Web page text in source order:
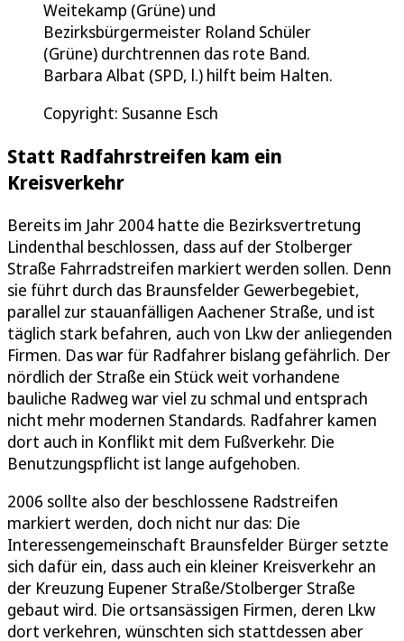
Weitekamp (Grüne) und
Bezirksbürgermeister Roland Schüler
(Grüne) durchtrennen das rote Band.
Barbara Albat (SPD, l.) hilft beim Halten.
Copyright: Susanne Esch
Statt Radfahrstreifen kam ein
Kreisverkehr
Bereits im Jahr 2004 hatte die Bezirksvertretung
Lindenthal beschlossen, dass auf der Stolberger
Straße Fahrradstreifen markiert werden sollen. Denn
sie führt durch das Braunsfelder Gewerbegebiet,
parallel zur stauanfälligen Aachener Straße, und ist
täglich stark befahren, auch von Lkw der anliegenden
Firmen. Das war für Radfahrer bislang gefährlich. Der
nördlich der Straße ein Stück weit vorhandene
bauliche Radweg war viel zu schmal und entsprach
nicht mehr modernen Standards. Radfahrer kamen
dort auch in Konflikt mit dem Fußverkehr. Die
Benutzungspflicht ist lange aufgehoben.
2006 sollte also der beschlossene Radstreifen
markiert werden, doch nicht nur das: Die
Interessengemeinschaft Braunsfelder Bürger setzte
sich dafür ein, dass auch ein kleiner Kreisverkehr an
der Kreuzung Eupener Straße/Stolberger Straße
gebaut wird. Die ortsansässigen Firmen, deren Lkw
dort verkehren, wünschten sich stattdessen aber